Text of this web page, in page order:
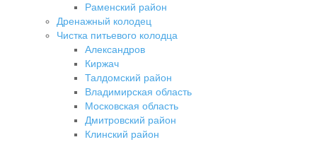
Раменский район
Дренажный колодец
Чистка питьевого колодца
Александров
Киржач
Талдомский район
Владимирская область
Московская область
Дмитровский район
Клинский район